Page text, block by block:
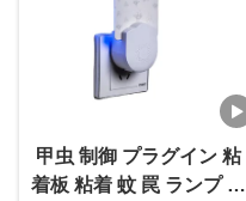
甲虫 制御 プラグイン 粘
着板 粘着 蚊 罠 ランプ 家